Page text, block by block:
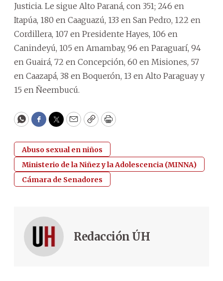
Justicia. Le sigue Alto Paraná, con 351; 246 en
Itapúa, 180 en Caaguazú, 133 en San Pedro, 122 en
Cordillera, 107 en Presidente Hayes, 106 en
Canindeyú, 105 en Amambay, 96 en Paraguarí, 94
en Guairá, 72 en Concepción, 60 en Misiones, 57
en Caazapá, 38 en Boquerón, 13 en Alto Paraguay y
15 en Ñeembucú.
WhatsApp
Facebook
Twitter
EmailCopyPrint
Abuso sexual en niños
Ministerio de la Niñez y la Adolescencia (MINNA)
Cámara de Senadores
Redacción ÚH